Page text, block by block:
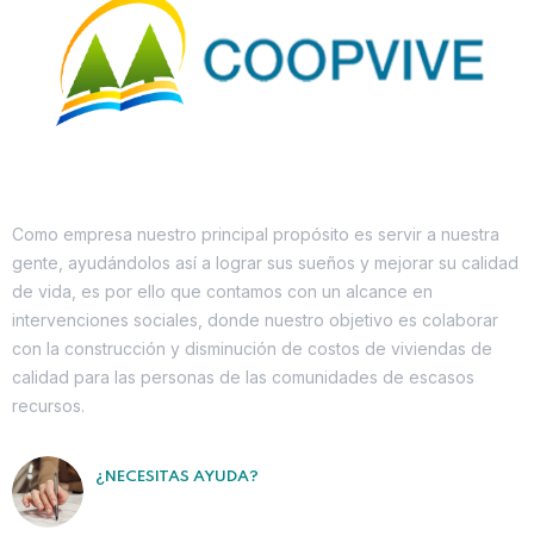
Como empresa nuestro principal propósito es servir a nuestra
gente, ayudándolos así a lograr sus sueños y mejorar su calidad
de vida, es por ello que contamos con un alcance en
intervenciones sociales, donde nuestro objetivo es colaborar
con la construcción y disminución de costos de viviendas de
calidad para las personas de las comunidades de escasos
recursos.
¿NECESITAS AYUDA?